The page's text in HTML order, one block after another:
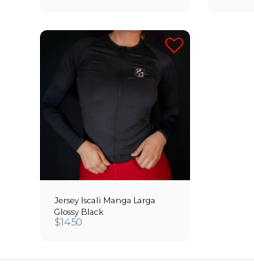
Jersey Iscali Manga Larga
Glossy Black
$1450